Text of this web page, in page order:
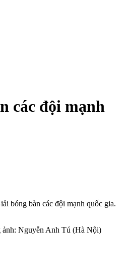
các đội mạnh
bóng bàn các đội mạnh quốc gia.
ảnh: Nguyễn Anh Tú (Hà Nội)